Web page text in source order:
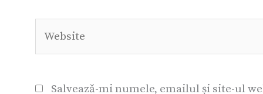
Salvează-mi numele, emailul și site-ul